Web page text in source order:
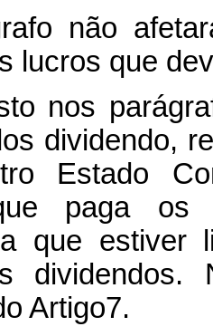
não
lucros que
nos
dividendo,
Estado
paga os
que estiver
Artigo7.